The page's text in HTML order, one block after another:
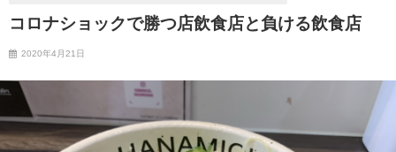
コロナショックで勝つ店飲食店と負ける飲食店
2020年4月21日